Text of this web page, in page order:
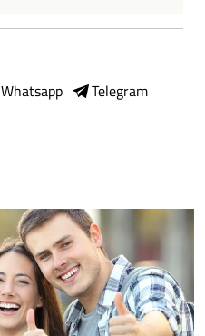
Whatsapp
Telegram